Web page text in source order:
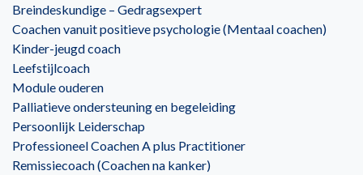
Breindeskundige – Gedragsexpert
Coachen vanuit positieve psychologie (Mentaal coachen)
Kinder-jeugd coach
Leefstijlcoach
Module ouderen
Palliatieve ondersteuning en begeleiding
Persoonlijk Leiderschap
Professioneel Coachen A plus Practitioner
Remissiecoach (Coachen na kanker)